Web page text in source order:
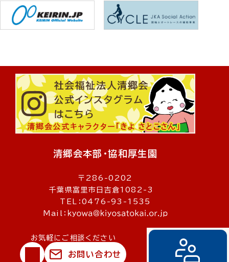
清郷会本部・協和厚生園
〒286-0202
千葉県富里市日吉倉1082-3
TEL：0476-93-1535
Mail：
© 社会福祉法人清郷会
お気軽にご相談ください
お問い合わせ